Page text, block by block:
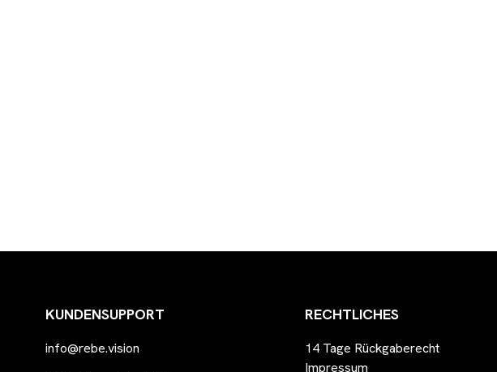
KUNDENSUPPORT
info@rebe.vision
RECHTLICHES
14 Tage Rückgaberecht
Impressum